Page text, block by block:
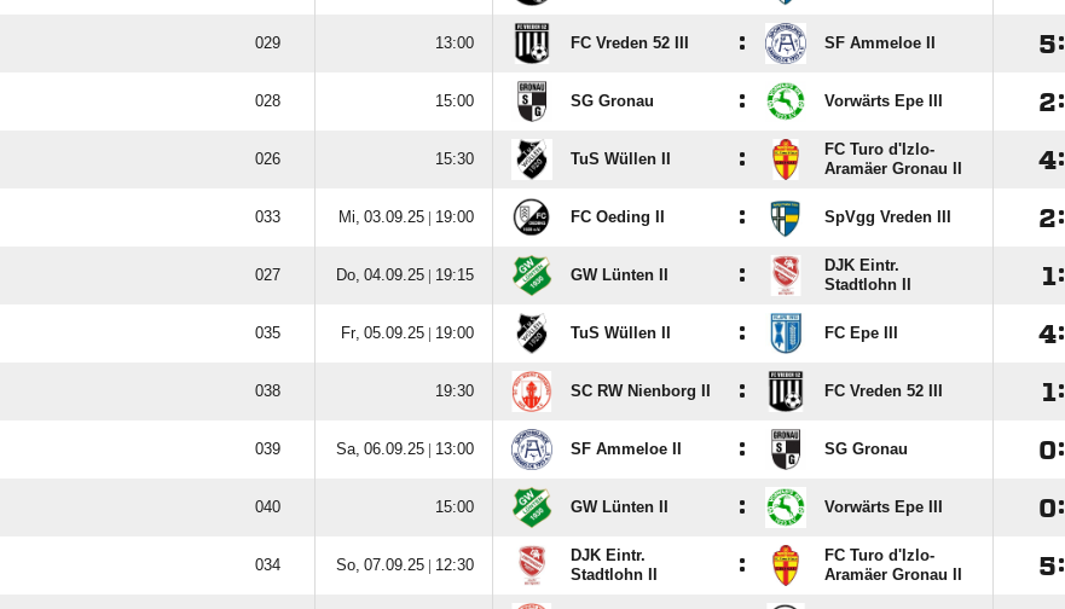
  FC Vreden 52 III : SF Ammeloe II :
  SG Gronau : Vorwärts Epe III :
  TuS Wüllen II :
FC Turo d'Izlo-
Aramäer Gronau II
:
   |  FC Oeding II : SpVgg Vreden III :
   |  GW Lünten II :
DJK Eintr.
Stadtlohn II
:
   |  TuS Wüllen II : FC Epe III :
  SC RW Nienborg II : FC Vreden 52 III :
   |  SF Ammeloe II : SG Gronau :
  GW Lünten II : Vorwärts Epe III :
   | 
DJK Eintr.
Stadtlohn II
:
FC Turo d'Izlo-
Aramäer Gronau II
: